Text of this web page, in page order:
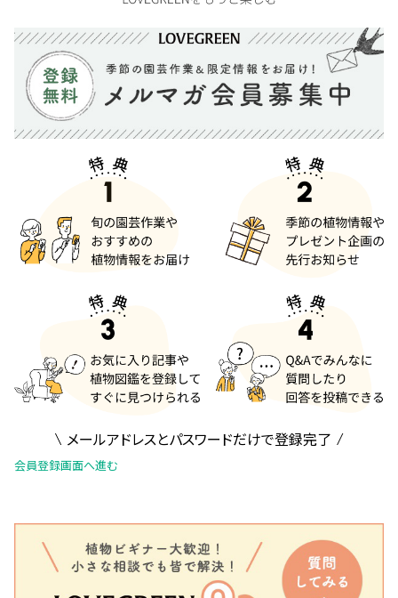
メールアドレスとパスワードだけで登録完了
会員登録画面へ進む